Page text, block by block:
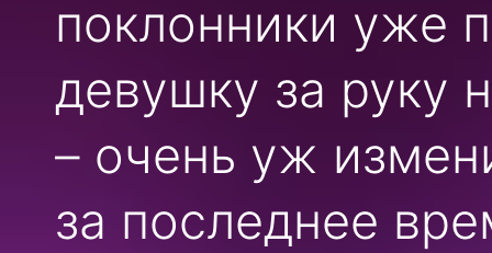
поклонники уже
девушку за руку
– очень уж
за последнее